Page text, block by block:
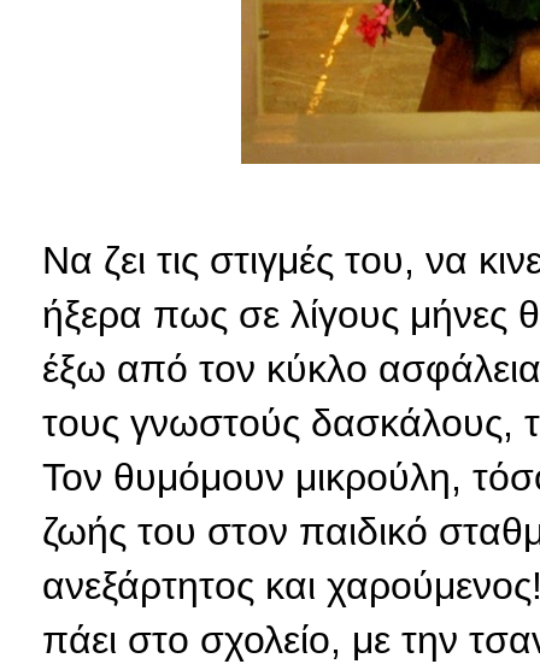
Να ζει τις στιγμές του, να
ήξερα πως σε λίγους μήνες
έξω από τον κύκλο
τους γνωστούς δασκάλους,
Τον θυμόμουν μικρούλη,
ζωής του στον παιδικό
ανεξάρτητος και
πάει στο σχολείο, με την